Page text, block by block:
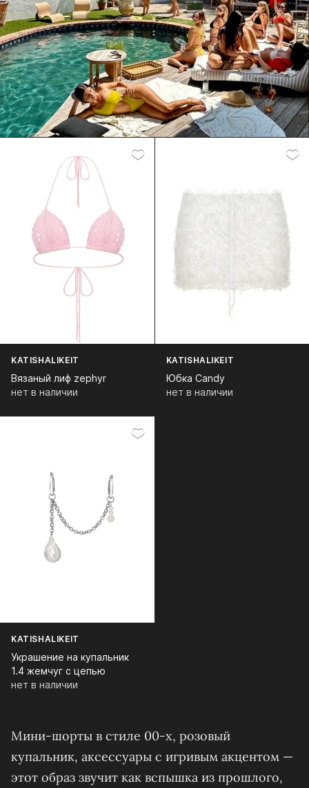
KATISHALIKEIT
Вязаный лиф zephyr
нет в наличии
KATISHALIKEIT
Юбка Candy
нет в наличии
KATISHALIKEIT
Украшение на купальник
1.4 жемчуг с цепью
нет в наличии
Мини-шорты в стиле 00-х, розовый
купальник, аксессуары с игривым акцентом —
этот образ звучит как вспышка из прошлого,